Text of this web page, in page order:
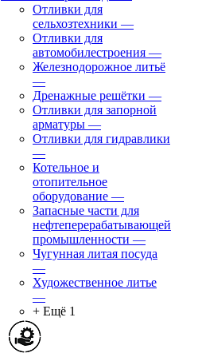
Отливки для
сельхозтехники —
Отливки для
автомобилестроения —
Железнодорожное литьё
—
Дренажные решётки —
Отливки для запорной
арматуры —
Отливки для гидравлики
—
Котельное и
отопительное
оборудование —
Запасные части для
нефтеперерабатывающей
промышленности —
Чугунная литая посуда
—
Художественное литье
—
+ Ещё 1